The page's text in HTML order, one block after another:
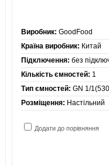
Виробник: GoodFood
Країна виробник: Китай
Підключення: без
Кількість ємностей: 1
Тип ємностей: GN 1/
Розміщення: Настільний
Додати до порівняння